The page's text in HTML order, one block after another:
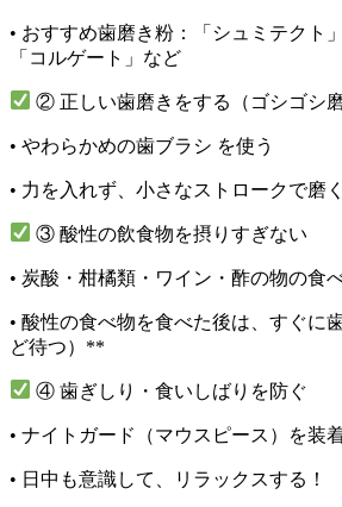
• おすすめ歯磨き粉：「シュミテクト
「コルゲート」など
② 正しい歯磨きをする（ゴシゴシ磨
• やわらかめの歯ブラシ を使う
• 力を入れず、小さなストロークで磨く
③ 酸性の飲食物を摂りすぎない
• 炭酸・柑橘類・ワイン・酢の物の食
• 酸性の食べ物を食べた後は、すぐに
ど待つ）**
④ 歯ぎしり・食いしばりを防ぐ
• ナイトガード（マウスピース）を装着
• 日中も意識して、リラックスする！